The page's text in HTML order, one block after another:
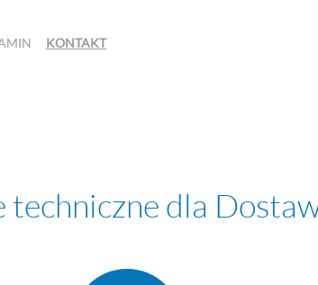
KONTAKT
techniczne dla